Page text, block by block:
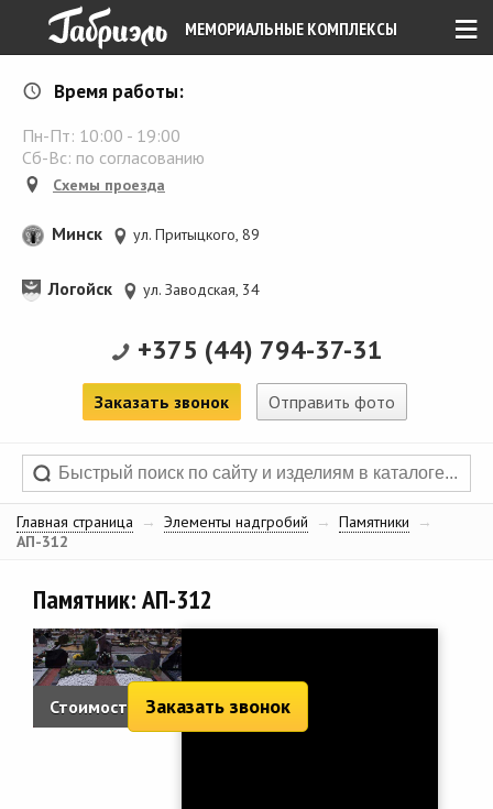
≡
МЕМОРИАЛЬНЫЕ КОМПЛЕКСЫ
Время работы:
Пн-Пт: 10:00 - 19:00
Сб-Вс: по согласованию
Схемы проезда
Минск ул. Притыцкого, 89
Логойск ул. Заводская, 34
+375 (44) 794-37-31
Заказать звонок Отправить фото
Главная страница → Элементы надгробий → Памятники
→
АП-312
Памятник: АП-312
Стоимость: Заказать звонок